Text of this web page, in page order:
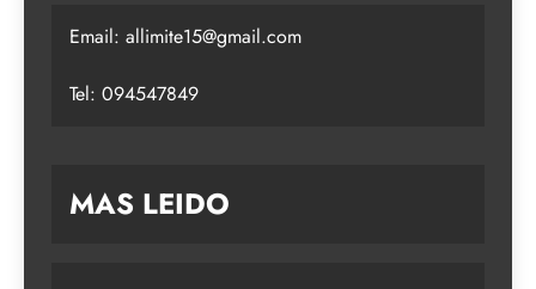
Email: allimite15@gmail.com
Tel: 094547849
MAS LEIDO